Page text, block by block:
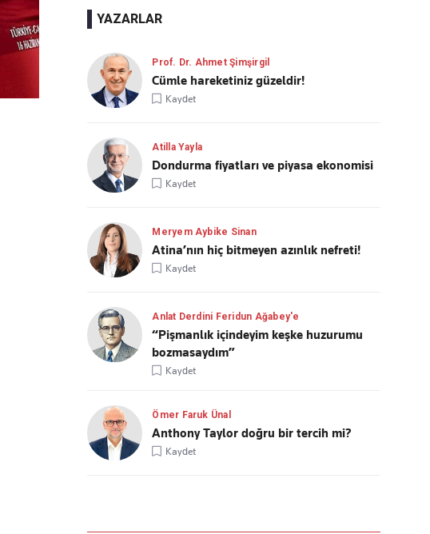
YAZARLAR
Prof. Dr. Ahmet Şimşirgil
Cümle hareketiniz güzeldir!
Kaydet
Atilla Yayla
Dondurma fiyatları ve piyasa ekonomisi
Kaydet
Meryem Aybike Sinan
Atina’nın hiç bitmeyen azınlık nefreti!
Kaydet
Anlat Derdini Feridun Ağabey'e
“Pişmanlık içindeyim keşke huzurumu
bozmasaydım”
Kaydet
Ömer Faruk Ünal
Anthony Taylor doğru bir tercih mi?
Kaydet